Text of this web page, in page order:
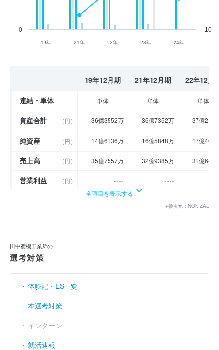
19年 21年 22年 23年 24年
0 -10
19年12月期 21年12月期 22年12月
連結・単体 単体 単体 単体
資産合計 （円） 36億3552万 36億7352万 37億
純資産 （円） 14億6136万 16億5848万 17億
売上高 （円） 35億7557万 32億9385万 31億
営業利益 （円） ---- ----
利益余剰金
売上伸び率
営業利益率 （％）
経常利益率 （％）
全項目を表示する
※参照元：NOKIZAL
田中衡機工業所の
選考対策
体験記・ES一覧
本選考対策
インターン
就活速報